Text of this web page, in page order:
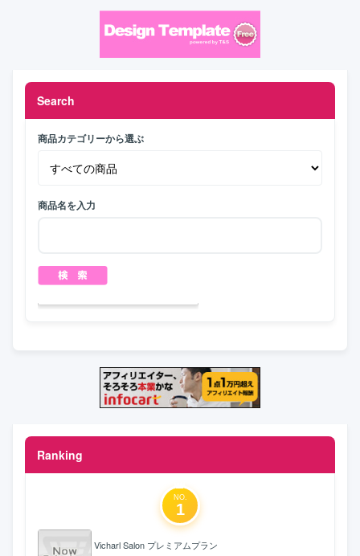
Search
商品カテゴリーから選ぶ
商品名を入力
Ranking
NO.
1
Vicharl Salon プレミアムプラン